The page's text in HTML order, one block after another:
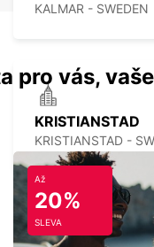
KALMAR - SWEDEN
KRISTIANSTAD
KRISTIANSTAD -
vás,
Až
20%
SLEVA